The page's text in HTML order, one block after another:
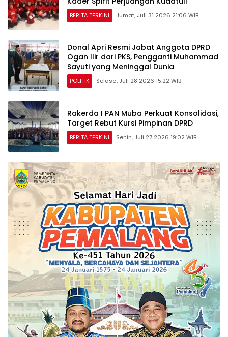
BERITA TERKINI Jumat, Juli 31 2026 21:06 WIB
Donal Apri Resmi Jabat Anggota DPRD
Ogan Ilir dari PKS, Pengganti Muhammad
Sayuti yang Meninggal Dunia
POLITIK Selasa, Juli 28 2026 15:22 WIB
Rakerda I PAN Muba Perkuat Konsolidasi,
Target Rebut Kursi Pimpinan DPRD
BERITA TERKINI Senin, Juli 27 2026 19:02 WIB